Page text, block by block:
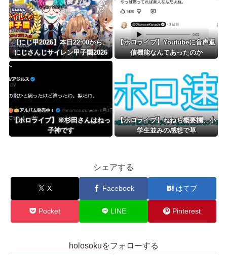
いう単語が見えてそれどころじゃ
なくなった」
【にじ甲2026】本日22:00から、
にじさんじサイレン甲子園2026
世界大会
【ホロライブ】Youtubeに音声返
信機能なんてあったのか
【ホロライブ】※杉田さんはねっ
子神です
【ホロライブ】ねねち概要欄、小
学生並みの感想で草
シェアする
X Facebook はてブ
Pocket LINE Pinterest
holosokuをフォローする